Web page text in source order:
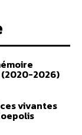
2026)
vivantes